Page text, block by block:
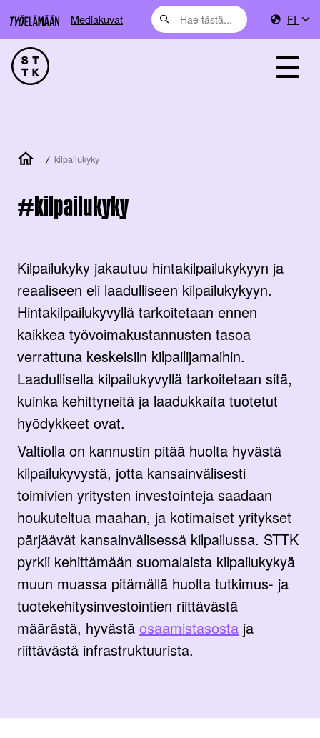
Mediakuvat FI
/ kilpailukyky
kilpailukyky
Kilpailukyky jakautuu hintakilpailukykyyn ja
reaaliseen eli laadulliseen kilpailukykyyn.
Hintakilpailukyvyllä tarkoitetaan ennen
kaikkea työvoimakustannusten tasoa
verrattuna keskeisiin kilpailijamaihin.
Laadullisella kilpailukyvyllä tarkoitetaan sitä,
kuinka kehittyneitä ja laadukkaita tuotetut
hyödykkeet ovat.
Valtiolla on kannustin pitää huolta hyvästä
kilpailukyvystä, jotta kansainvälisesti
toimivien yritysten investointeja saadaan
houkuteltua maahan, ja kotimaiset yritykset
pärjäävät kansainvälisessä kilpailussa. STTK
pyrkii kehittämään suomalaista kilpailukykyä
muun muassa pitämällä huolta tutkimus- ja
tuotekehitysinvestointien riittävästä
määrästä, hyvästä osaamistasosta ja
riittävästä infrastruktuurista.